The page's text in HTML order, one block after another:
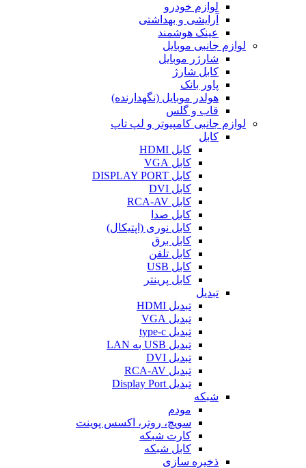
لوازم خودرو
آرایشی و بهداشتی
عینک هوشمند
لوازم جانبی موبایل
شارژر موبایل
کابل شارژ
پاور بانک
هولدر موبایل (نگهدارنده)
قاب و گلس
لوازم جانبی کامپیوتر و لپ تاپ
کابل
کابل HDMI
کابل VGA
کابل DISPLAY PORT
کابل DVI
کابل RCA-AV
کابل صدا
کابل نوری (اپتیکال)
کابل برق
کابل تلفن
کابل USB
کابل پرینتر
تبدیل
تبدیل HDMI
تبدیل VGA
تبدیل type-c
تبدیل USB به LAN
تبدیل DVI
تبدیل RCA-AV
تبدیل Display Port
شبکه
مودم
سویچ، روتر، اکسس پوینت
کارت شبکه
کابل شبکه
ذخیره سازی